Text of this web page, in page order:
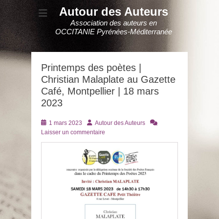
Autour des Auteurs
Association des auteurs en
OCCITANIE Pyrénées-Méditerranée
Printemps des poètes |
Christian Malaplate au Gazette
Café, Montpellier | 18 mars
2023
Posté
le
1 mars 2023 AuteurAutour des Auteurs
Laisser un commentaire